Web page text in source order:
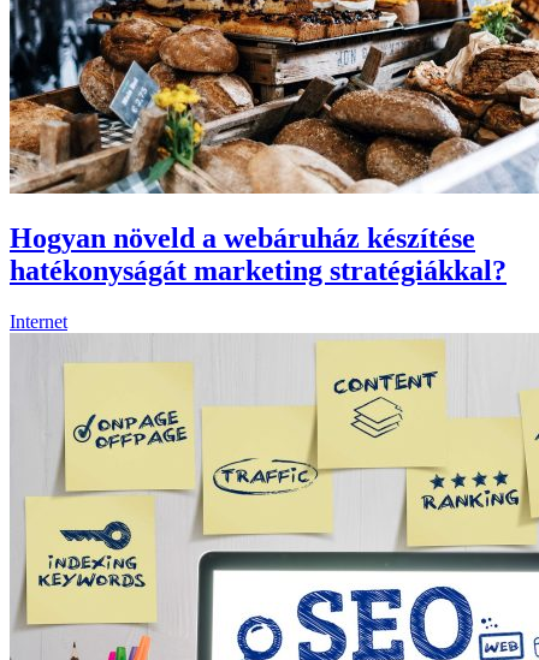
Hogyan növeld a webáruház készítése
hatékonyságát marketing stratégiákkal?
Internet